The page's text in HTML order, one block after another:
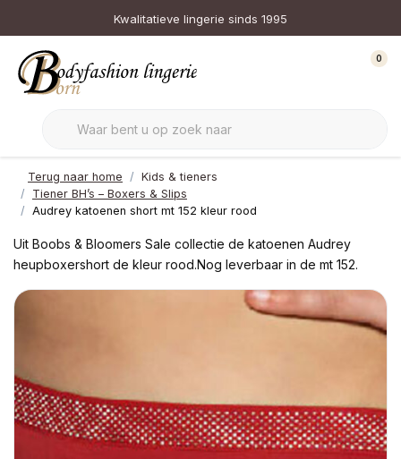
Kwalitatieve lingerie sinds 1995
0
Terug naar home
Kids & tieners
Tiener BH’s – Boxers & Slips
Audrey katoenen short mt 152 kleur rood
Uit Boobs & Bloomers Sale collectie de katoenen Audrey
heupboxershort de kleur rood.Nog leverbaar in de mt 152.